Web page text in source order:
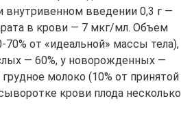
внутривенном введении 0,3 г —
в крови — 7 мкг/мл. Объем
70% от «идеальной» массы тела),
— 60%, у новорожденных —
молоко (10% от принятой
крови плода несколько